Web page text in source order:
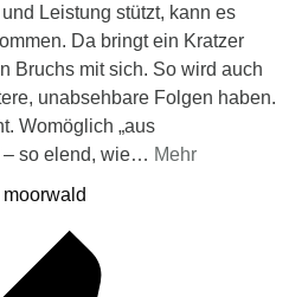
Leistung stützt, kann es
Da bringt ein Kratzer
Bruchs mit sich. So wird auch
unabsehbare Folgen haben.
Womöglich „aus
so elend, wie… Mehr